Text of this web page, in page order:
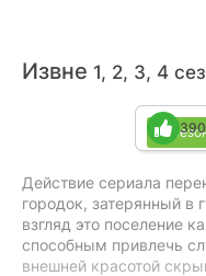
Извне 1, 2, 3, 4
4
Действие сериала
городок, затерянный в
взгляд это поселение
способным привлечь
внешней красотой